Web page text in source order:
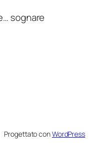
sognare
Progettato conWordPress